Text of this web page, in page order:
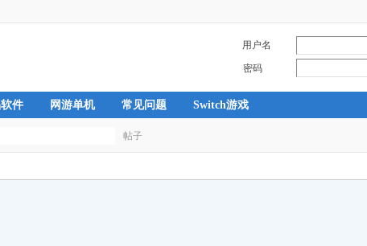
用户名
密码
件 网游单机 常见问题 Switch游戏
帖子